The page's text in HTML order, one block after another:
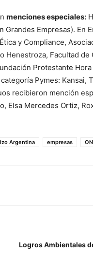
menciones especiales:
Grandes Empresas). En
y Compliance,
Henestroza, Facultad de
Protestante
Pymes: Kansai,
recibieron mención
Elsa Mercedes Ortiz,
Argentina empresas
Logros Ambientales